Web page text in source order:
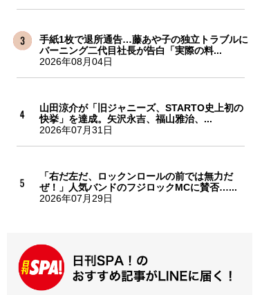
手紙1枚で退所通告…藤あや子の独立トラブルに
バーニング二代目社長が告白「実際の料...
2026年08月04日
山田涼介が「旧ジャニーズ、STARTO史上初の
快挙」を達成。矢沢永吉、福山雅治、...
2026年07月31日
「右だ左だ、ロックンロールの前では無力だ
ぜ！」人気バンドのフジロックMCに賛否…...
2026年07月29日